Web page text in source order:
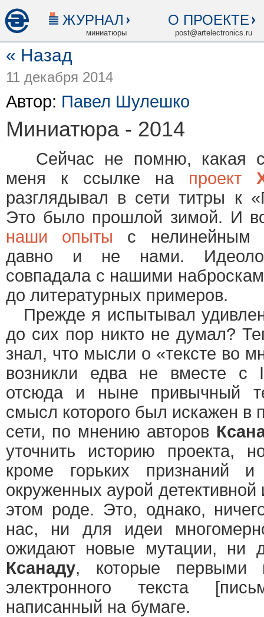
ЖУРНАЛ
миниатюры
О ПРОЕКТЕ
post@artelectronics.ru
« Назад
11 декабря 2014
Автор: Павел Шулешко
Миниатюра - 2014
Сейчас не помню, какая
меня к ссылке на проект
разглядывал в сети титры к
Это было прошлой зимой. И
наши опыты с нелинейным
давно и не нами.
совпадала с нашими
до литературных примеров.
Прежде я испытывал
до сих пор никто не думал?
знал, что мысли о «тексте во
возникли едва не вместе с
отсюда и ныне привычный
смысл которого был искажен в
сети, по мнению авторов
уточнить историю проекта,
кроме горьких признаний и
окруженных аурой детективной
этом роде. Это, однако,
нас, ни для идеи
ожидают новые мутации, ни
Ксанаду, которые первыми
электронного текста
написанный на бумаге.